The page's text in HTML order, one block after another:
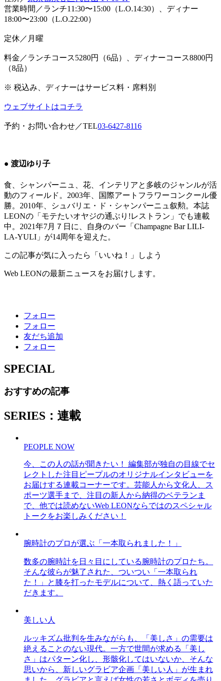
営業時間／ランチ11:30〜15:00（L.O.14:30）、ディナー
18:00〜23:00（L.O.22:00）
定休／月曜
料金／ランチコース5280円（6品）、ディナーコース8800円
（8品）
※ 税込み、ディナーはサービス料・席料別
ウェブサイトはコチラ
予約・お問い合わせ／TEL03-6427-8116
● 渡辺ゆり子
食、シャンパーニュ、花、インテリアと多岐のジャンルが活
動のフィールド。2003年、国際アートフラワーコンクール優
勝。2010年、シュバリエ・ド・シャンパーニュ叙勲。本誌
LEONの「モテたいオヤジの通ぶり!レストラン」でも連載
中。2021年7月７日に、自身のバー「Champagne Bar LILI-
LA-YULI」が14周年を迎えた。
この記事が気に入ったら「いいね！」しよう
Web LEONの最新ニュースをお届けします。
フォロー
フォロー
友だち追加
フォロー
SPECIAL
おすすめの記事
SERIES：連載
PEOPLE NOW
今、この人の話が聞きたい！ 編集部が独自の目線でセ
レクトした注目ピープルのオリジナルインタビューを
お届けする連載コーナーです。芸能人から文化人、ス
ポーツ選手まで、注目の新人から納得のベテランま
で、他では読めないWeb LEONならではのスペシャル
トークをお楽しみください！
腕時計のプロが選ぶ「一本取られました！」
数多の腕時計を日々目にしている腕時計のプロたち。
そんな彼らが魅了された、ついつい「一本取られ
た！」と膝を打ったモデルについて、熱く語っていた
だきます。
美しい人
ルッキズム批判を生みながらも、「美しさ」の需要は
絶えることのない現代。一方で世間が求める「美し
さ」はパターン化し、形骸化してはいないか、そんな
思いから、新しいグラビア企画「美しい人」が生まれ